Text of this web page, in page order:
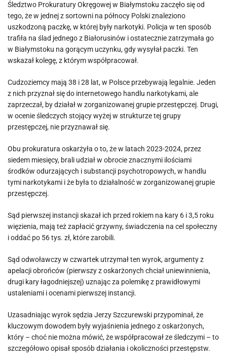
Śledztwo Prokuratury Okręgowej w Białymstoku zaczęło się od
tego, że w jednej z sortowni na północy Polski znaleziono
uszkodzoną paczkę, w której były narkotyki. Policja w ten sposób
trafiła na ślad jednego z Białorusinów i ostatecznie zatrzymała go
w Białymstoku na gorącym uczynku, gdy wysyłał paczki. Ten
wskazał kolegę, z którym współpracował.
Cudzoziemcy mają 38 i 28 lat, w Polsce przebywają legalnie. Jeden
z nich przyznał się do internetowego handlu narkotykami, ale
zaprzeczał, by działał w zorganizowanej grupie przestępczej. Drugi,
w ocenie śledczych stojący wyżej w strukturze tej grupy
przestępczej, nie przyznawał się.
Obu prokuratura oskarżyła o to, że w latach 2023-2024, przez
siedem miesięcy, brali udział w obrocie znacznymi ilościami
środków odurzających i substancji psychotropowych, w handlu
tymi narkotykami i że była to działalność w zorganizowanej grupie
przestępczej.
Sąd pierwszej instancji skazał ich przed rokiem na kary 6 i 3,5 roku
więzienia, mają też zapłacić grzywny, świadczenia na cel społeczny
i oddać po 56 tys. zł, które zarobili.
Sąd odwoławczy w czwartek utrzymał ten wyrok, argumenty z
apelacji obrońców (pierwszy z oskarżonych chciał uniewinnienia,
drugi kary łagodniejszej) uznając za polemikę z prawidłowymi
ustaleniami i ocenami pierwszej instancji.
Uzasadniając wyrok sędzia Jerzy Szczurewski przypominał, że
kluczowym dowodem były wyjaśnienia jednego z oskarżonych,
który – choć nie można mówić, że współpracował ze śledczymi – to
szczegółowo opisał sposób działania i okoliczności przestępstw.